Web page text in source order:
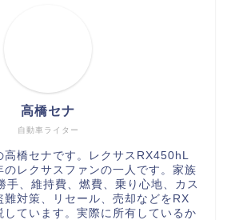
自動車ライター
高橋セナ
橋セナです。レクサスRX450hL
のレクサスファンの一人です。家族
手、維持費、燃費、乗り心地、カス
難対策、リセール、売却などをRX
しています。実際に所有しているか